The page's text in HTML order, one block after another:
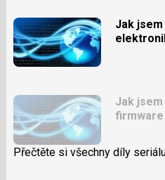
Jak
Jak
firmware
Přečtěte si všechny díly